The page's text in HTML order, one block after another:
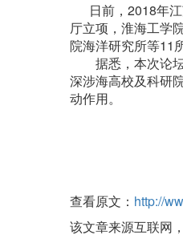
日前，2018年江
厅立项，淮海工学
院海洋研究所等11
据悉，本次论坛
深涉海高校及科研
动作用。
查看原文： http://
该文章来源互联网